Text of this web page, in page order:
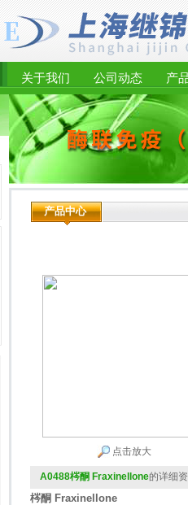
关于我们 公司动态 产
产品中心
点击放大
A0488梣酮 Fraxinellone的详细资
梣酮 Fraxinellone